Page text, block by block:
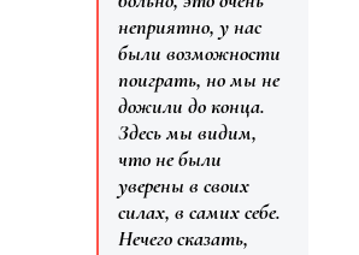
неприятно, у нас
были возможности
поиграть, но мы не
дожили до конца.
Здесь мы видим,
что не были
уверены в своих
силах, в самих себе.
Нечего сказать,